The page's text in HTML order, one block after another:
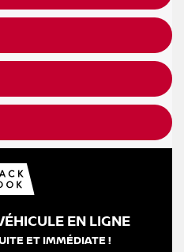
EN LIGNE
ET IMMÉDIATE !